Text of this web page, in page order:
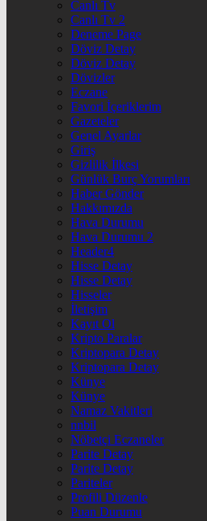
Canlı Tv
Canlı Tv 2
Deneme Page
Döviz Detay
Döviz Detay
Dövizler
Eczane
Favori İçeriklerim
Gazeteler
Genel Ayarlar
Giriş
Gizlilik İlkesi
Günlük Burç Yorumları
Haber Gönder
Hakkımızda
Hava Durumu
Hava Durumu 2
Header4
Hisse Detay
Hisse Detay
Hisseler
İletişim
Kayıt Ol
Kripto Paralar
Kriptopara Detay
Kriptopara Detay
Künye
Künye
Namaz Vakitleri
nnbil
Nöbetçi Eczaneler
Parite Detay
Parite Detay
Pariteler
Profili Düzenle
Puan Durumu